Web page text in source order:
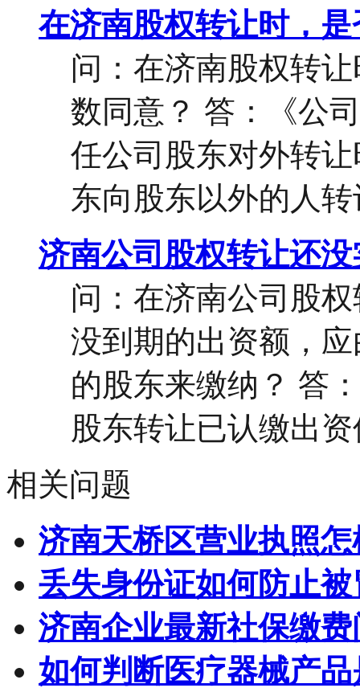
在济南股权转让时，
问：在济南股权转
数同意？ 答：《公
任公司股东对外转
东向股东以外的人
济南公司股权转让还
问：在济南公司股
没到期的出资额，
的股东来缴纳？ 答
股东转让已认缴出
相关问题
济南天桥区营业执照
丢失身份证如何防止
济南企业最新社保缴
如何判断医疗器械产